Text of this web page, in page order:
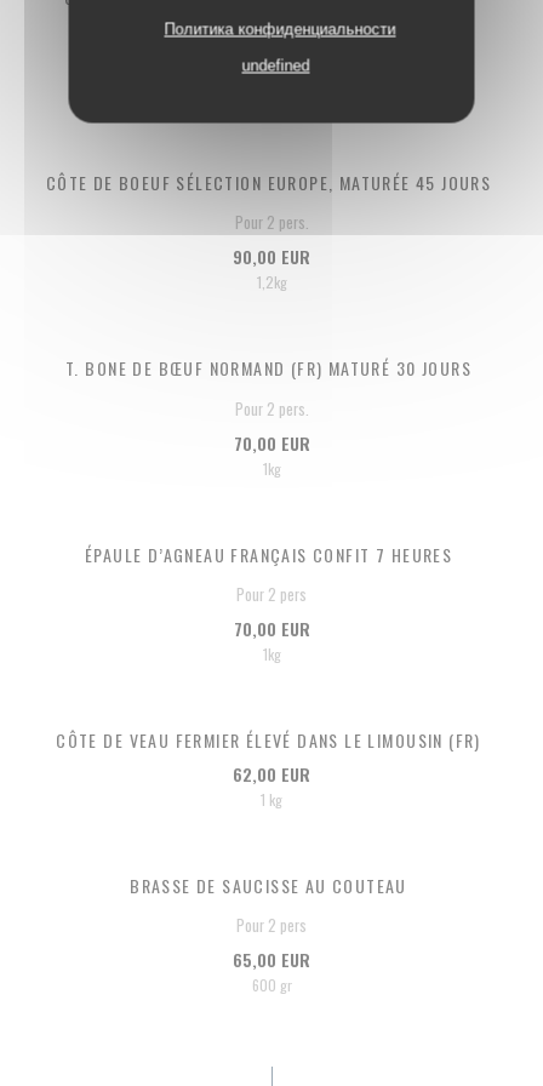
Политика конфиденциальности
undefined
Pour 2 pers.
100,00 EUR
CÔTE DE BOEUF SÉLECTION EUROPE, MATURÉE 45 JOURS
Pour 2 pers.
90,00 EUR
1,2kg
T. BONE DE BŒUF NORMAND (FR) MATURÉ 30 JOURS
Pour 2 pers.
70,00 EUR
1kg
ÉPAULE D’AGNEAU FRANÇAIS CONFIT 7 HEURES
Pour 2 pers
70,00 EUR
1kg
CÔTE DE VEAU FERMIER ÉLEVÉ DANS LE LIMOUSIN (FR)
62,00 EUR
1 kg
BRASSE DE SAUCISSE AU COUTEAU
Pour 2 pers
65,00 EUR
600 gr